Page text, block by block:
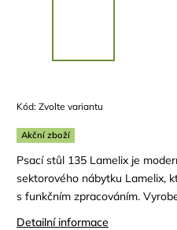
Kód: Zvolte variantu
Akční zboží
Psací stůl 135 Lamelix je
sektorového nábytku Lamelix,
s funkčním zpracováním.
Detailní informace